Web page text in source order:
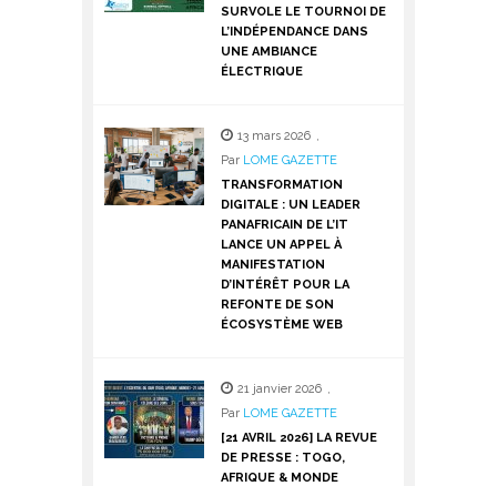
SURVOLE LE TOURNOI DE
L’INDÉPENDANCE DANS
UNE AMBIANCE
ÉLECTRIQUE
13 mars 2026 ,
Par LOME GAZETTE
TRANSFORMATION
DIGITALE : UN LEADER
PANAFRICAIN DE L’IT
LANCE UN APPEL À
MANIFESTATION
D’INTÉRÊT POUR LA
REFONTE DE SON
ÉCOSYSTÈME WEB
21 janvier 2026 ,
Par LOME GAZETTE
[21 AVRIL 2026] LA REVUE
DE PRESSE : TOGO,
AFRIQUE & MONDE